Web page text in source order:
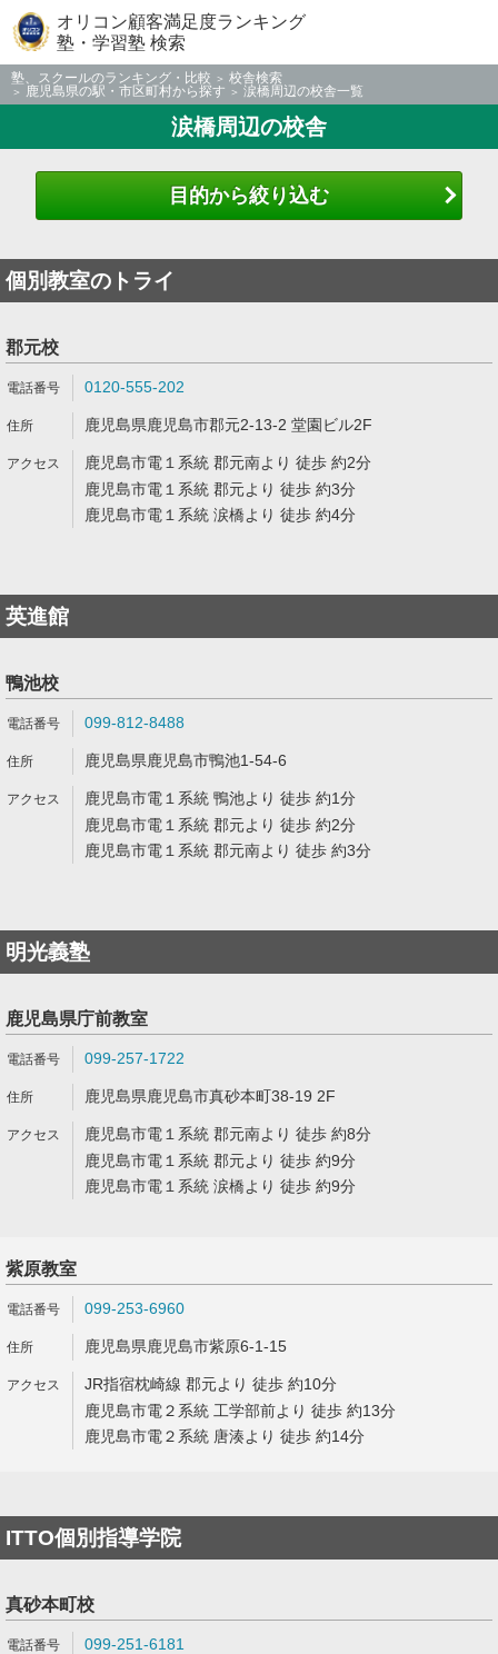
オリコン顧客満足度ランキング
塾・学習塾 検索
塾、スクールのランキング・比較
校舎検索
鹿児島県の駅・市区町村から探す
涙橋周辺の校舎一覧
涙橋周辺の校舎
目的から絞り込む
個別教室のトライ
郡元校
0120-555-202
鹿児島県鹿児島市郡元2-13-2 堂園ビル2F
鹿児島市電１系統 郡元南より 徒歩 約2分
鹿児島市電１系統 郡元より 徒歩 約3分
鹿児島市電１系統 涙橋より 徒歩 約4分
英進館
鴨池校
099-812-8488
鹿児島県鹿児島市鴨池1-54-6
鹿児島市電１系統 鴨池より 徒歩 約1分
鹿児島市電１系統 郡元より 徒歩 約2分
鹿児島市電１系統 郡元南より 徒歩 約3分
明光義塾
鹿児島県庁前教室
099-257-1722
鹿児島県鹿児島市真砂本町38-19 2F
鹿児島市電１系統 郡元南より 徒歩 約8分
鹿児島市電１系統 郡元より 徒歩 約9分
鹿児島市電１系統 涙橋より 徒歩 約9分
紫原教室
099-253-6960
鹿児島県鹿児島市紫原6-1-15
JR指宿枕崎線 郡元より 徒歩 約10分
鹿児島市電２系統 工学部前より 徒歩 約13分
鹿児島市電２系統 唐湊より 徒歩 約14分
ITTO個別指導学院
真砂本町校
099-251-6181